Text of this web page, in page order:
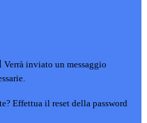
Verrà inviato un messaggio
Effettua il reset della password